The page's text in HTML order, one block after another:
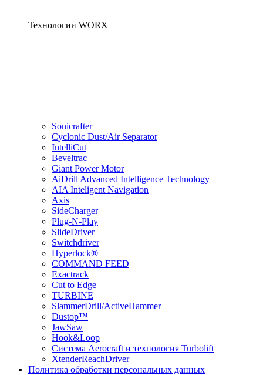
Технологии WORX
Sonicrafter
Cyclonic Dust/Air Separator
IntelliCut
Beveltrac
Giant Power Motor
AiDrill Advanced Intelligence Technology
AIA Inteligent Navigation
Axis
SideCharger
Plug-N-Play
SlideDriver
Switchdriver
Hyperlock®
COMMAND FEED
Exactrack
Cut to Edge
TURBINE
SlammerDrill/ActiveHammer
Dustop™
JawSaw
Hook&Loop
Cистема Aerocraft и технология Turbolift
XtenderReachDriver
Политика обработки персональных данных